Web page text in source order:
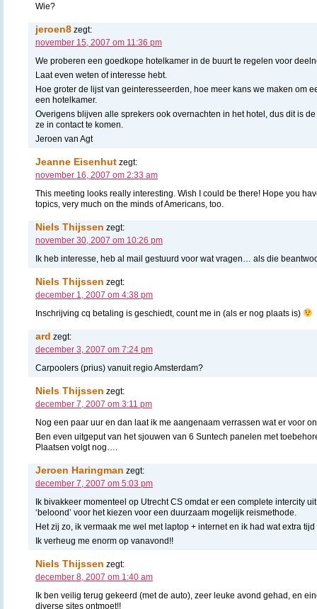
Wie?
jeroen8 zegt:
november 15, 2007 om 11:36 pm
We proberen een goedkope hotelkamer in de buurt te regelen voor
Laat even weten of interesse hebt.
Hoe groter de lijst van geinteresseerden, hoe meer kans we maken om
een hotelkamer.
Overigens blijven alle sprekers ook overnachten in het hotel, dus dit is
ze in contact te komen.
Jeroen van Agt
Jeanne Eisenhut zegt:
november 16, 2007 om 2:33 am
This meeting looks really interesting. Wish I could be there! Hope you
topics, very much on the minds of Americans, too.
Niels Thijssen zegt:
november 30, 2007 om 10:26 pm
Ik heb interesse, heb al mail gestuurd voor wat vragen… als die
Niels Thijssen zegt:
december 1, 2007 om 4:38 pm
Inschrijving cq betaling is geschiedt, count me in (als er nog plaats is)
ard zegt:
december 3, 2007 om 7:24 pm
Carpoolers (prius) vanuit regio Amsterdam?
Niels Thijssen zegt:
december 7, 2007 om 3:11 pm
Nog een paar uur en dan laat ik me aangenaam verrassen wat er voor
Ben even uitgeput van het sjouwen van 6 Suntech panelen met
Plaatsen volgt nog….
Jeroen Haringman zegt:
december 7, 2007 om 5:03 pm
Ik bivakkeer momenteel op Utrecht CS omdat er een complete intercity
‘beloond’ voor het kiezen voor een duurzaam mogelijk reismethode.
Het zij zo, ik vermaak me wel met laptop + internet en ik had wat extra
Ik verheug me enorm op vanavond!!
Niels Thijssen zegt:
december 8, 2007 om 1:40 am
Ik ben veilig terug gekeerd (met de auto), zeer leuke avond gehad, en
diverse sites ontmoet!!